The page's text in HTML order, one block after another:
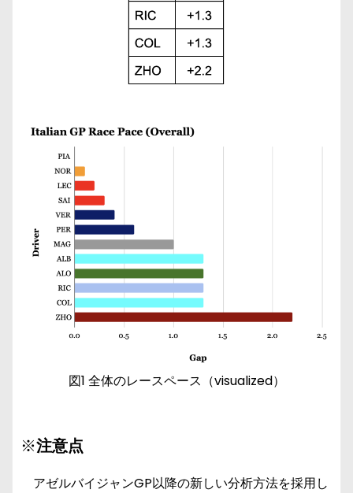
図1 全体のレースペース（visualized）
※注意点
アゼルバイジャンGP以降の新しい分析方法を採用し